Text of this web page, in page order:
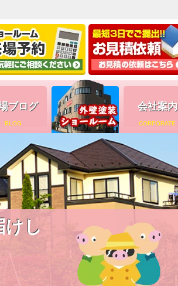
ブログ
BLOG
会社案内
CORPORATE
し